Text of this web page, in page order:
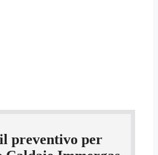
preventivo per